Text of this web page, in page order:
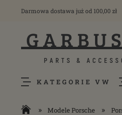
Darmowa dostawa już od 100,00 zł
KATEGORIE VW
» Modele Porsche »